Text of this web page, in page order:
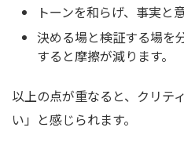
トーンを和らげ、事実と
決める場と検証する場を
すると摩擦が減ります。
以上の点が重なると、クリテ
い」と感じられます。